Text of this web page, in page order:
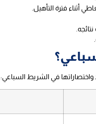
واختصاراتها في الشريط السباعي: